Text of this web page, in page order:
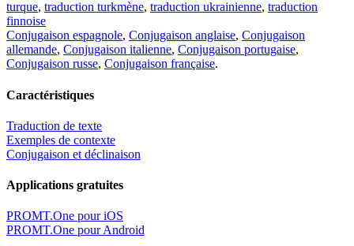
turque, traduction turkmène, traduction ukrainienne, traduction
finnoise
Conjugaison espagnole, Conjugaison anglaise, Conjugaison
allemande, Conjugaison italienne, Conjugaison portugaise,
Conjugaison russe, Conjugaison française.
Caractéristiques
Traduction de texte
Exemples de contexte
Conjugaison et déclinaison
Applications gratuites
PROMT.One pour iOS
PROMT.One pour Android